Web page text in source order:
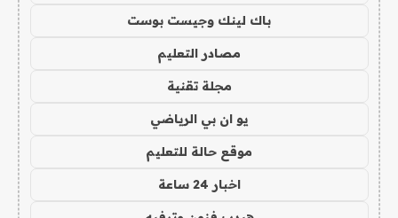
باك لينك وجيست بوست
مصادر التعليم
مجلة تقنية
يو ان بي الرياضي
موقع حالة للتعليم
اخبار 24 ساعة